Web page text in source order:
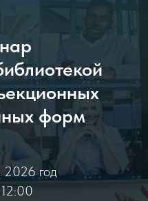
форм
2026 год